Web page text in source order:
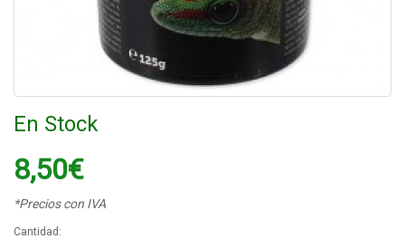
En Stock
8,50€
*Precios con IVA
Cantidad: